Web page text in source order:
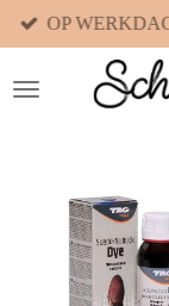
Ga
direct
naar
OP